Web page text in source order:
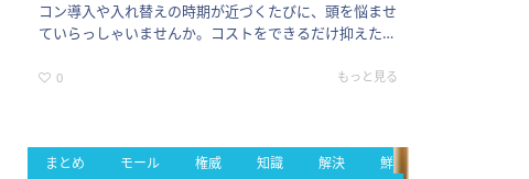
コン導入や入れ替えの時期が近づくたびに、頭を悩ませ
ていらっしゃいませんか。コストをできるだけ抑えたい
ックの高いパソコンが…
0 もっと見る
まとめ モール 権威 知識 解決
鮮